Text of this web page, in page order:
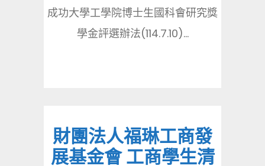
成功大學工學院博士生國科會研究獎
學金評選辦法(114.7.10)...
財團法人福琳工商發
展基金會 工商學生清